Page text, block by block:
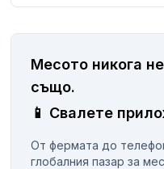
Месото никога
същo.
📱 Свалете
От фермата до
глобалния пазар за